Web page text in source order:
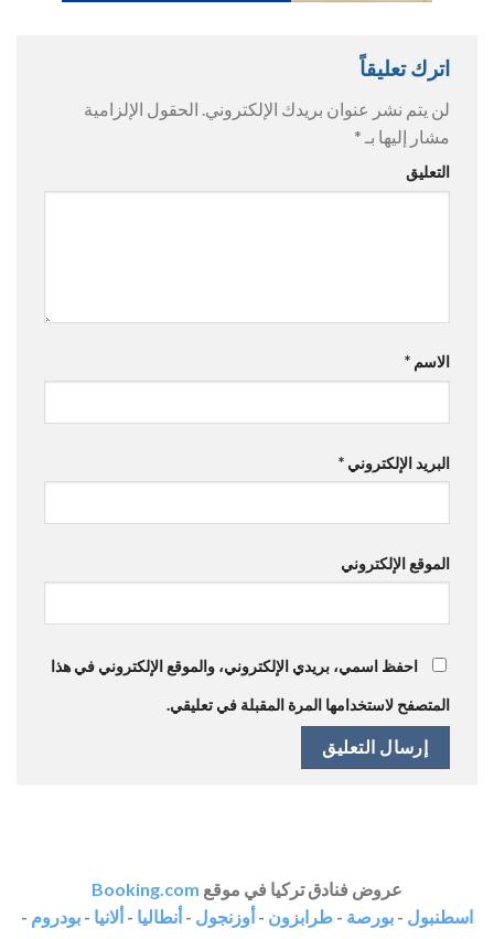
اترك تعليقاً
لن يتم نشر عنوان بريدك الإلكتروني. الحقول الإلزامية
مشار إليها بـ *
التعليق
الاسم *
البريد الإلكتروني *
الموقع الإلكتروني
احفظ اسمي، بريدي الإلكتروني، والموقع الإلكتروني في هذا
المتصفح لاستخدامها المرة المقبلة في تعليقي.
عروض فنادق تركيا في موقع Booking.com
اسطنبول - بورصة - طرابزون - أوزنجول - أنطاليا - ألانيا - بودروم -